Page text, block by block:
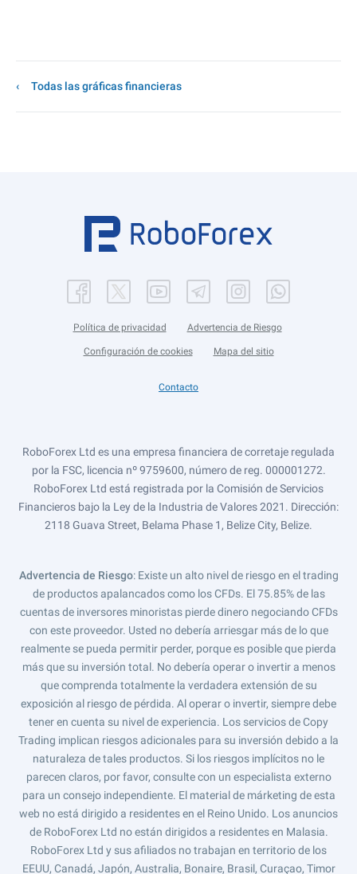
Todas las gráficas financieras
Política de privacidad Advertencia de Riesgo
Configuración de cookies Mapa del sitio
Contacto
RoboForex Ltd es una empresa financiera de corretaje regulada
por la FSC, licencia nº 9759600, número de reg. 000001272.
RoboForex Ltd está registrada por la Comisión de Servicios
Financieros bajo la Ley de la Industria de Valores 2021. Dirección:
2118 Guava Street, Belama Phase 1, Belize City, Belize.
Advertencia de Riesgo: Existe un alto nivel de riesgo en el trading
de productos apalancados como los CFDs. El 75.85% de las
cuentas de inversores minoristas pierde dinero negociando CFDs
con este proveedor. Usted no debería arriesgar más de lo que
realmente se pueda permitir perder, porque es posible que pierda
más que su inversión total. No debería operar o invertir a menos
que comprenda totalmente la verdadera extensión de su
exposición al riesgo de pérdida. Al operar o invertir, siempre debe
tener en cuenta su nivel de experiencia. Los servicios de Copy
Trading implican riesgos adicionales para su inversión debido a la
naturaleza de tales productos. Si los riesgos implícitos no le
parecen claros, por favor, consulte con un especialista externo
para un consejo independiente. El material de márketing de esta
web no está dirigido a residentes en el Reino Unido. Los anuncios
de RoboForex Ltd no están dirigidos a residentes en Malasia.
RoboForex Ltd y sus afiliados no trabajan en territorio de los
EEUU, Canadá, Japón, Australia, Bonaire, Brasil, Curaçao, Timor